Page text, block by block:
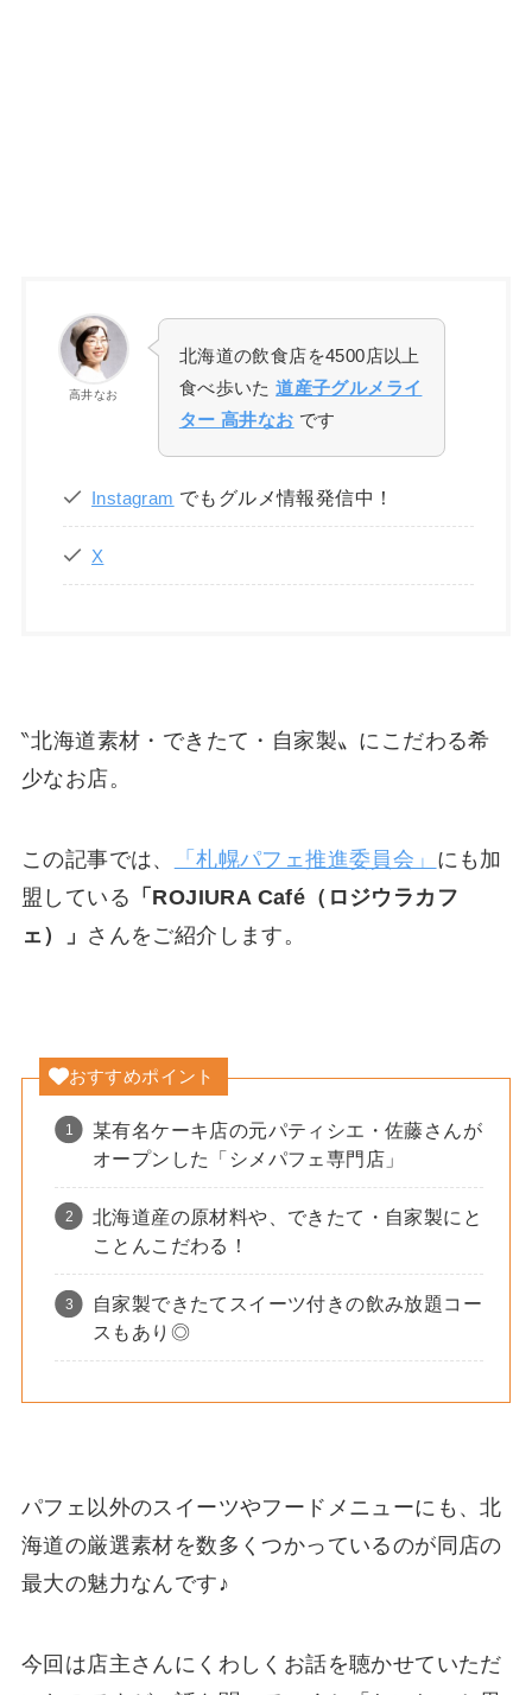
高井なお
北海道の飲食店を4500店以上
食べ歩いた道産子グルメライ
ター 高井なお です
Instagram でもグルメ情報発信中！
X
‶北海道素材・できたて・自家製〟にこだわる希
少なお店。
この記事では、 「札幌パフェ推進委員会」 にも加
盟している 「ROJIURA Café（ロジウラカフ
ェ）」 さんをご紹介します。
おすすめポイント
某有名ケーキ店の元パティシエ・佐藤さんが
オープンした「シメパフェ専門店」
北海道産の原材料や、できたて・自家製にと
ことんこだわる！
自家製できたてスイーツ付きの飲み放題コー
スもあり◎
パフェ以外のスイーツやフードメニューにも、北
海道の厳選素材を数多くつかっているのが同店の
最大の魅力なんです♪
今回は店主さんにくわしくお話を聴かせていただ